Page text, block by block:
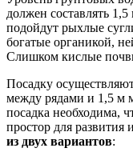
должен составлять
подойдут рыхлые
богатые органикой,
Слишком кислые
Посадку
между рядами и 1,5 м
посадка необходима,
простор для развития
из двух вариантов: